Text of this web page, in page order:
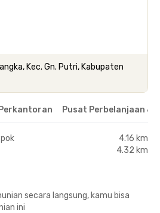
Kec. Gn. Putri, Kabupaten
Perkantoran Pusat Perbelanjaan &
4.16 km
4.32 km
secara langsung, kamu bisa
ini